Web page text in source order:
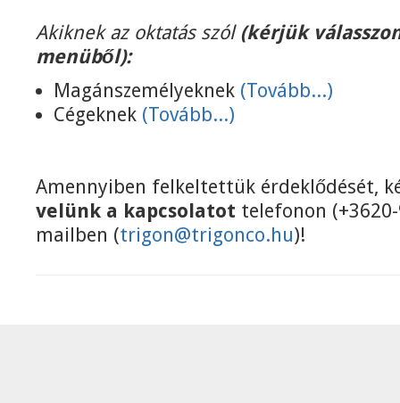
Akiknek az oktatás szól (kérjük
menüből):
Magánszemélyeknek (Tovább...)
Cégeknek (Tovább...)
Amennyiben felkeltettük érdeklődését,
velünk a kapcsolatot telefonon
mailben (trigon@trigonco.hu)!